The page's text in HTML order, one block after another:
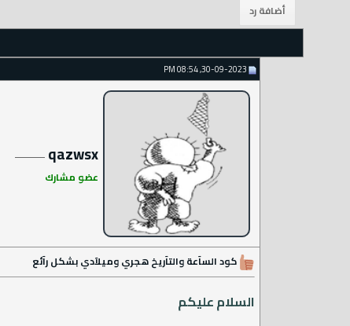
qazwsx
عضو مشارك
كود السآعة والتآريخ هجري وميلآدي بشكل رآئع
السلام عليكم